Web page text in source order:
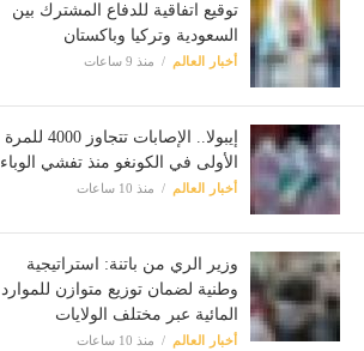
توقيع اتفاقية للدفاع المشترك بين
السعودية وتركيا وباكستان
أخبار العالم منذ 9 ساعات
إيبولا.. الإصابات تتجاوز 4000 للمرة
الأولى في الكونغو منذ تفشي الوباء
أخبار العالم منذ 10 ساعات
وزير الري من باتنة: استراتيجية
وطنية لضمان توزيع متوازن للموارد
المائية عبر مختلف الولايات
أخبار العالم منذ 10 ساعات